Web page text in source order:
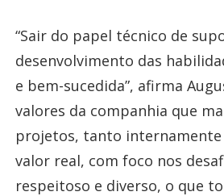
“Sair do papel técnico de
desenvolvimento das
e bem-sucedida”, afirma
valores da companhia que
projetos, tanto internamente
valor real, com foco nos
respeitoso e diverso, o que